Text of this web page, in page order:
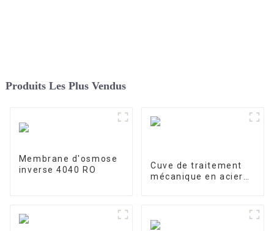
Produits Les Plus Vendus
Membrane d'osmose
inverse 4040 RO
Cuve de traitement
mécanique en acier